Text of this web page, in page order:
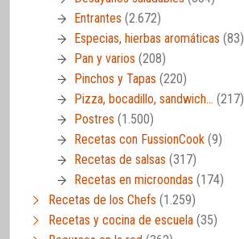
Entrantes (2.672)
Especias, hierbas aromáticas (83)
Pan y varios (208)
Pinchos y Tapas (220)
Pizza, bocadillo, sandwich… (217)
Postres (1.500)
Recetas con FussionCook (9)
Recetas de salsas (317)
Recetas en microondas (174)
Recetas de los Chefs (1.259)
Recetas y cocina de escuela (35)